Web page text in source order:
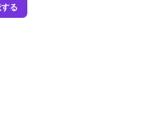
る